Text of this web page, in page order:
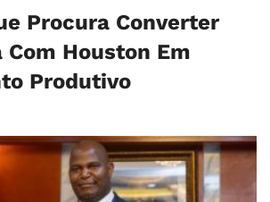
Procura Converter
Houston Em
Produtivo